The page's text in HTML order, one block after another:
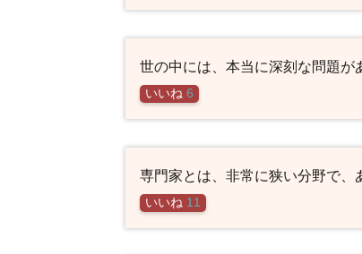
世の中には、本当に深刻な問題が
いいね 6
専門家とは、非常に狭い分野で、
いいね 11